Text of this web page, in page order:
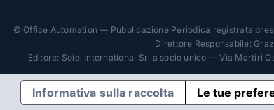
© Office Automation — Pubblicazione Periodica registrata
Direttore Responsabile:
Editore: Soiel International Srl a socio unico — Via Martiri
Informativa sulla raccolta Le tue